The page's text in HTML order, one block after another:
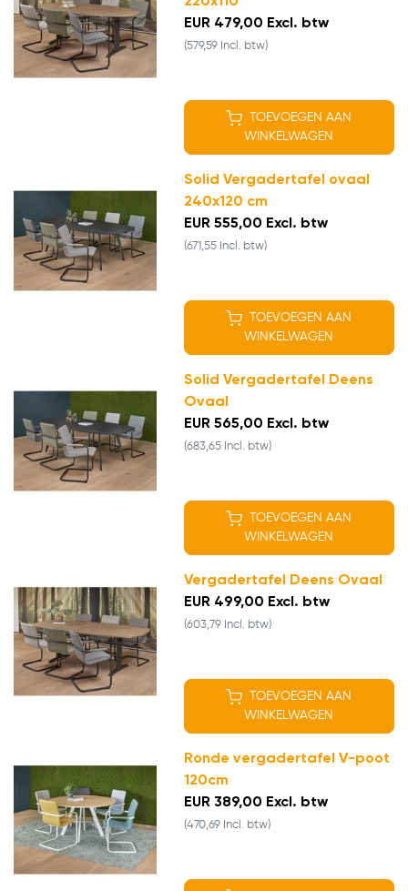
EUR 479,00 Excl. btw
(579,59 Incl. btw)
TOEVOEGEN AAN
WINKELWAGEN
Solid Vergadertafel ovaal
240x120 cm
EUR 555,00 Excl. btw
(671,55 Incl. btw)
TOEVOEGEN AAN
WINKELWAGEN
Solid Vergadertafel Deens
Ovaal
EUR 565,00 Excl. btw
(683,65 Incl. btw)
TOEVOEGEN AAN
WINKELWAGEN
Vergadertafel Deens Ovaal
EUR 499,00 Excl. btw
(603,79 Incl. btw)
TOEVOEGEN AAN
WINKELWAGEN
Ronde vergadertafel V-poot
120cm
EUR 389,00 Excl. btw
(470,69 Incl. btw)